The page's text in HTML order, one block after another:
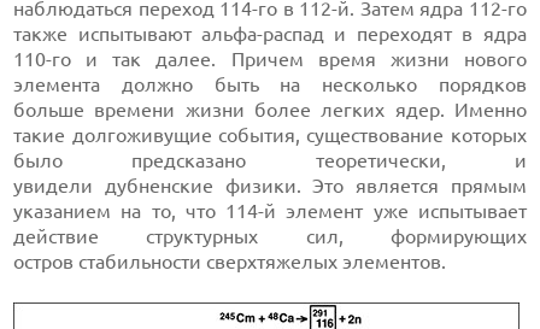
наблюдаться переход 114-го в 112-й. Затем ядра 112-го
также испытывают альфа-распад и переходят в ядра
110-го и так далее. Причем время жизни нового
элемента должно быть на несколько порядков
больше времени жизни более легких ядер. Именно
такие долгоживущие события, существование которых
было предсказано теоретически, и
увидели дубненские физики. Это является прямым
указанием на то, что 114-й элемент уже испытывает
действие структурных сил, формирующих
остров стабильности сверхтяжелых элементов.